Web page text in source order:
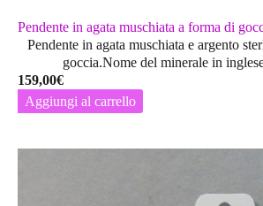
Pendente in agata muschiata a forma di
Pendente in agata muschiata e argento
goccia.Nome del minerale in
159,00€
Aggiungi al carrello